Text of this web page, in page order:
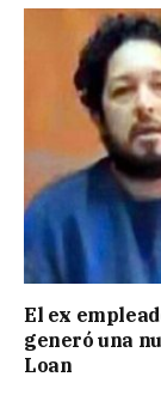
El ex
generó una
Loan